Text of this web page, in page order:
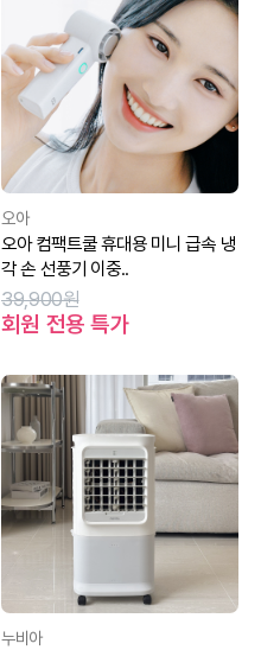
오아
오아 컴팩트쿨 휴대용 미니 급속 냉
각 손 선풍기 이중..
39,900원
회원 전용 특가
누비아